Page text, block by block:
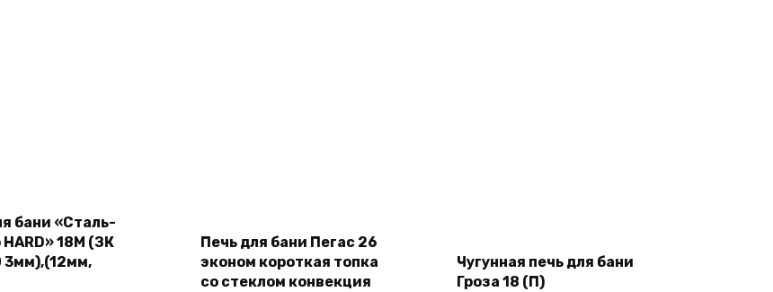
Add to cart
бани «Сталь-
18М (ЗК
3мм),(12мм,
Add to cart
Печь для бани Пегас 26
эконом короткая топка
со стеклом конвекция
Add to cart
Чугунная печь для бани
Гроза 18 (П)